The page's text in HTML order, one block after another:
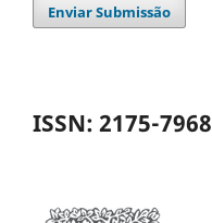
Enviar Submissão
ISSN: 2175-7968